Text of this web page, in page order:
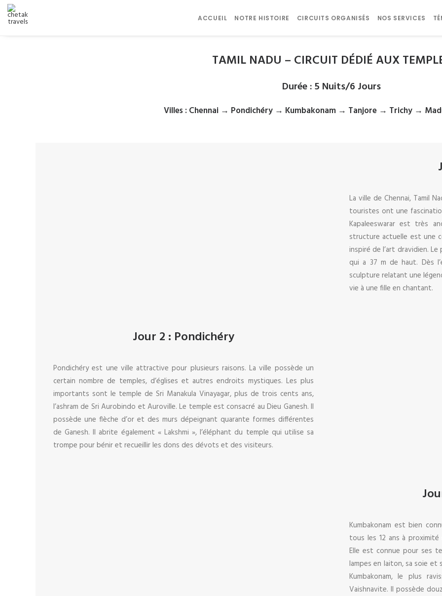
ACCUEIL NOTRE HISTOIRE CIRCUITS ORGANISÉS NOS SERVICES
TAMIL NADU – CIRCUIT DÉDIÉ AUX
Durée:5 Nuits/6 Jours
Villes : Chennai → Pondichéry → Kumbakonam → Tanjore → Trichy →
La ville de Chennai, Tamil
touristes ont une
Kapaleeswarar est très
structure actuelle est une
inspiré de l’art dravidien.
qui a 37 m de haut. Dès
sculpture relatant une
vie à une fille en chantant.
Jour 2 : Pondichéry
Pondichéry est une ville attractive pour plusieurs raisons. La ville possède un
certain nombre de temples, d’églises et autres endroits mystiques. Les plus
importants sont le temple de Sri Manakula Vinayagar, plus de trois cents ans,
l’ashram de Sri Aurobindo et Auroville. Le temple est consacré au Dieu Ganesh. Il
possède une flèche d’or et des murs dépeignant quarante formes différentes
de Ganesh. Il abrite également « Lakshmi », l’éléphant du temple qui utilise sa
trompe pour bénir et recueillir les dons des dévots et des visiteurs.
Kumbakonam est bien
tous les 12 ans à proximité
Elle est connue pour ses
lampes en laiton, sa soie et
Kumbakonam, le plus
Vaishnavite. Il possède